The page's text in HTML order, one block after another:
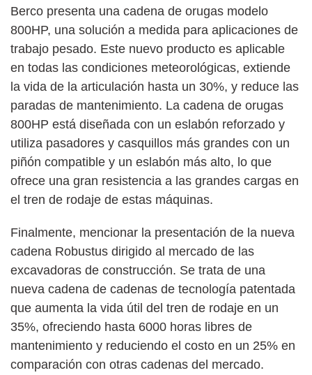
Berco presenta una cadena de orugas modelo
800HP, una solución a medida para aplicaciones de
trabajo pesado. Este nuevo producto es aplicable
en todas las condiciones meteorológicas, extiende
la vida de la articulación hasta un 30%, y reduce las
paradas de mantenimiento. La cadena de orugas
800HP está diseñada con un eslabón reforzado y
utiliza pasadores y casquillos más grandes con un
piñón compatible y un eslabón más alto, lo que
ofrece una gran resistencia a las grandes cargas en
el tren de rodaje de estas máquinas.
Finalmente, mencionar la presentación de la nueva
cadena Robustus dirigido al mercado de las
excavadoras de construcción. Se trata de una
nueva cadena de cadenas de tecnología patentada
que aumenta la vida útil del tren de rodaje en un
35%, ofreciendo hasta 6000 horas libres de
mantenimiento y reduciendo el costo en un 25% en
comparación con otras cadenas del mercado.